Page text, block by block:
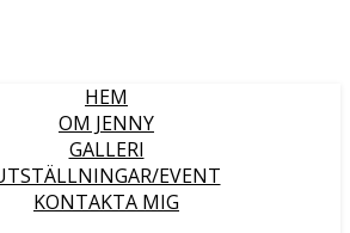
HEM
OM JENNY
GALLERI
EVENT
KONTAKTA MIG